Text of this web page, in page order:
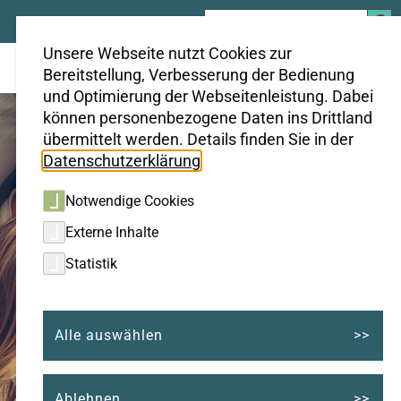
Suchen
Unsere Webseite nutzt Cookies zur
Bereitstellung, Verbesserung der Bedienung
und Optimierung der Webseitenleistung. Dabei
können personenbezogene Daten ins Drittland
übermittelt werden. Details finden Sie in der
Datenschutzerklärung.
Notwendige Cookies
Externe Inhalte
Statistik
Alle auswählen